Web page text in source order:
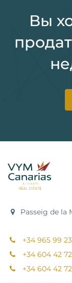
Вы
Passeig de la
+34 965 99
+34 604 42
+34 604 42